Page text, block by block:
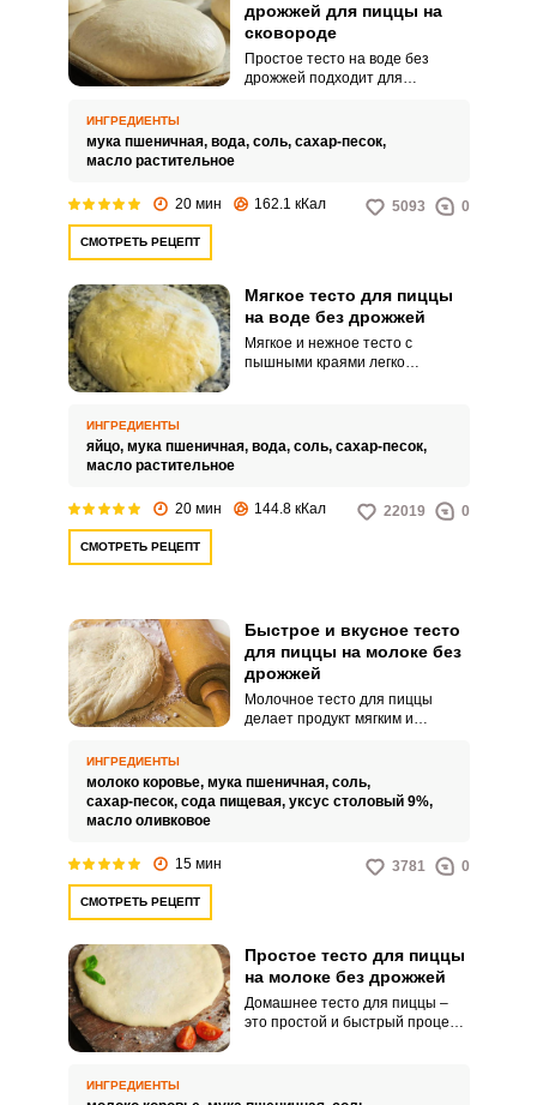
дрожжей для пиццы на
сковороде
Простое тесто на воде без
дрожжей подходит для
получится тонкой и хрустящей.
ИНГРЕДИЕНТЫ
мука пшеничная, вода, соль, сахар-песок,
масло растительное
20 мин 162.1 кКал 5093 0
СМОТРЕТЬ РЕЦЕПТ
Мягкое тесто для пиццы
на воде без дрожжей
Мягкое и нежное тесто с
пышными краями легко
быстрый в исполнении.
ИНГРЕДИЕНТЫ
яйцо, мука пшеничная, вода, соль, сахар-песок,
масло растительное
20 мин 144.8 кКал 22019 0
СМОТРЕТЬ РЕЦЕПТ
Быстрое и вкусное тесто
для пиццы на молоке без
дрожжей
Молочное тесто для пиццы
делает продукт мягким и
приготовлении, так как для нее
не нужно готовить дрожжевую
ИНГРЕДИЕНТЫ
молоко коровье, мука пшеничная, соль,
сахар-песок, сода пищевая, уксус столовый 9%,
масло оливковое
15 мин 3781 0
СМОТРЕТЬ РЕЦЕПТ
Простое тесто для пиццы
на молоке без дрожжей
Домашнее тесто для пиццы –
это простой и быстрый процесс
ИНГРЕДИЕНТЫ